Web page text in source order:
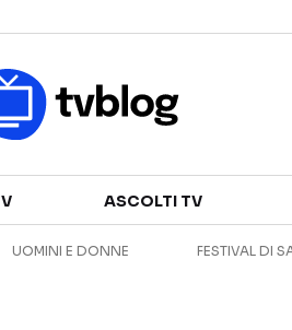
SERIE TV
ASCOLTI TV
UOMINI E DONNE FESTIVAL DI